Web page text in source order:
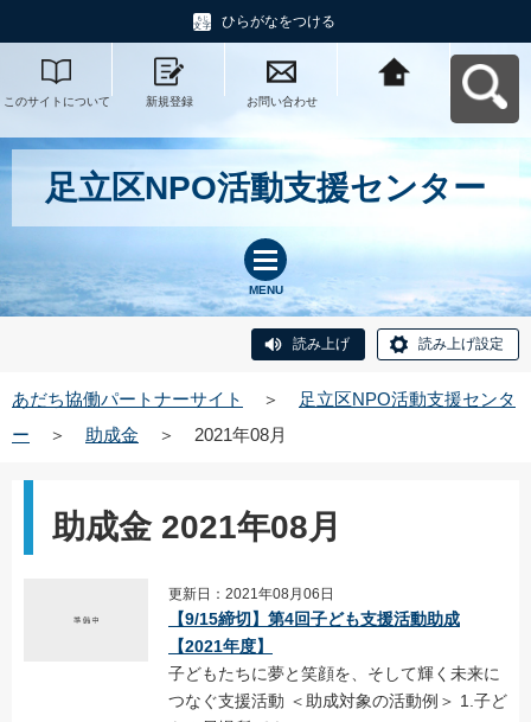
ひらがなをつける
このサイトについて 新規登録 お問い合わせ
足立区NPO活動支援センター
MENU
読み上げ 読み上げ設定
あだち協働パートナーサイト ＞
足立区NPO活動支援センタ
ー
＞ 助成金 ＞ 2021年08月
助成金 2021年08月
更新日：2021年08月06日
【9/15締切】第4回子ども支援活動助成
【2021年度】
子どもたちに夢と笑顔を、そして輝く未来に
つなぐ支援活動 ＜助成対象の活動例＞ 1.子ど